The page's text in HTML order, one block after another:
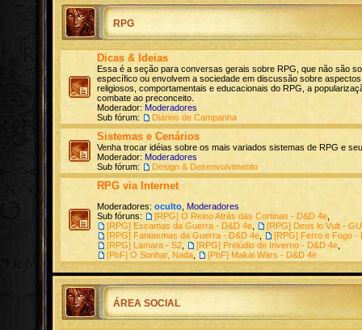
RPG
Dicas & Ideias
Essa é a seção para conversas gerais sobre RPG, que não são
específico ou envolvem a sociedade em discussão sobre
religiosos, comportamentais e educacionais do RPG, a
combate ao preconceito.
Moderador: Moderadores
Sub fórum:
Diários de Campanha
Sistemas e Cenários
Venha trocar idéias sobre os mais variados sistemas de RPG e
Moderador: Moderadores
Sub fórum:
Design & Desenvolvimento
RPG via Internet
Moderadores: oculto Moderadores
Sub fóruns:
[RPG] O Reino Atrás das Cortinas - D&D 4e
[RPG] Escamas da Guerra - D&D 4e
[RPG] Deus lo Vult -
[RPG] Fantasmas da Guerra - D&D 4e
[RPG] Ferro e Fogo -
[RPG] Lamara - S2
[RPG] Prelúdio de Inverno - D&D 4e
[PbF] O Sonhar, Nada
[PbF] Makai Wars - D&D 4e
ÁREA SOCIAL